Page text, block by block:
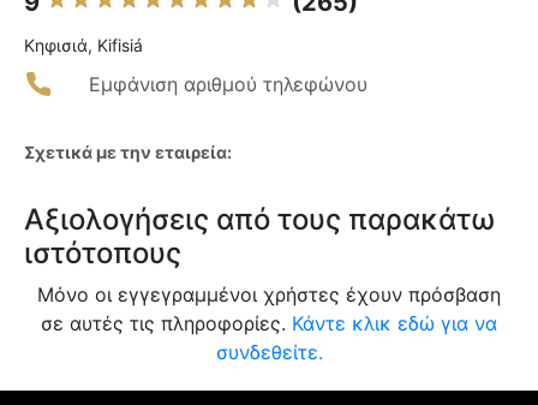
Κηφισιά, Kifisiá
Εμφάνιση αριθμού τηλεφώνου
Σχετικά με την εταιρεία:
Αξιολογήσεις από τους παρακάτω
ιστότοπους
Μόνο οι εγγεγραμμένοι χρήστες έχουν πρόσβαση
σε αυτές τις πληροφορίες. Κάντε κλικ εδώ για να
συνδεθείτε.